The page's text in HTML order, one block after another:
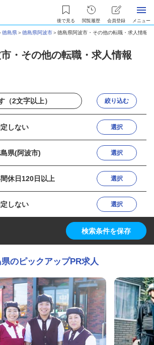
後で見る 閲覧履歴 会員登録 メニュー
徳島県＞徳島県阿波市＞徳島県阿波市・その他の転職・求人情報
・その他の転職・求人情報
絞り込む
しない 選択
県(阿波市) 選択
休日120日以上 選択
しない 選択
検索条件を保存
のピックアップPR求人